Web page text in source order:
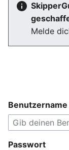
Melde
Benutzername
Passwort